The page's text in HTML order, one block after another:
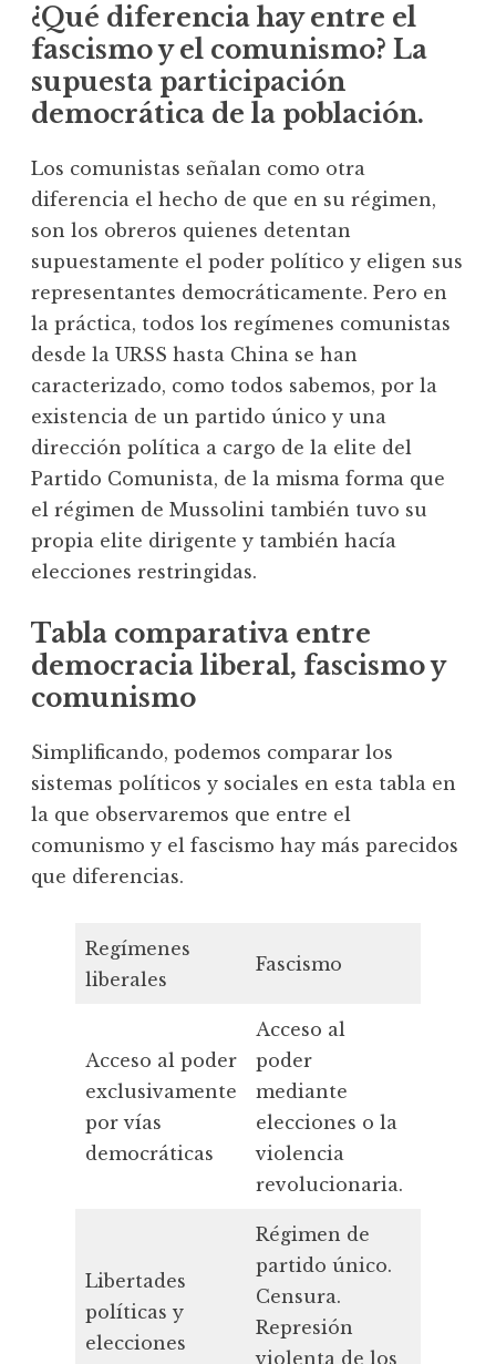
¿Qué diferencia hay entre el
fascismo y el comunismo? La
supuesta participación
democrática de la población.
Los comunistas señalan como otra
diferencia el hecho de que en su régimen,
son los obreros quienes detentan
supuestamente el poder político y eligen sus
representantes democráticamente. Pero en
la práctica, todos los regímenes comunistas
desde la URSS hasta China se han
caracterizado, como todos sabemos, por la
existencia de un partido único y una
dirección política a cargo de la elite del
Partido Comunista, de la misma forma que
el régimen de Mussolini también tuvo su
propia elite dirigente y también hacía
elecciones restringidas.
Tabla comparativa entre
democracia liberal, fascismo y
comunismo
Simplificando, podemos comparar los
sistemas políticos y sociales en esta tabla en
la que observaremos que entre el
comunismo y el fascismo hay más parecidos
que diferencias.
Regímenes
liberales
Fascismo
Acceso al poder
exclusivamente
por vías
democráticas
Acceso al
poder
mediante
elecciones o la
violencia
revolucionaria.
Libertades
políticas y
elecciones
Régimen de
partido único.
Censura.
Represión
violenta de los